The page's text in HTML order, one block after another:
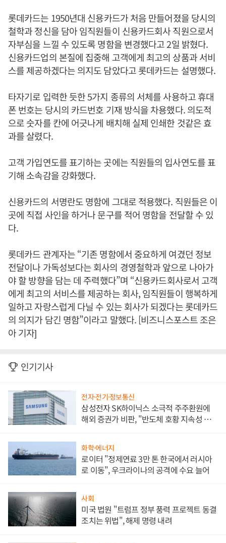
롯데카드는 1950년대 신용카드가 처음 만들어졌을 당시의
철학과 정신을 담아 임직원들이 신용카드회사 직원으로서
자부심을 느낄 수 있도록 명함을 변경했다고 2일 밝혔다.
신용카드업의 본질에 집중해 고객에게 최고의 상품과 서비
스를 제공하겠다는 의지도 담았다고 롯데카드는 설명했다.
타자기로 입력한 듯한 5가지 종류의 서체를 사용하고 휴대
폰 번호는 당시의 카드번호 기재 방식을 차용했다. 의도적
으로 숫자를 칸에 어긋나게 배치해 실제 인쇄한 것같은 효
과를 살렸다.
고객 가입연도를 표기하는 곳에는 직원들의 입사연도를 표
기해 소속감을 강화했다.
신용카드의 서명란도 명함에 그대로 적용했다. 직원들은 이
곳에 직접 사인을 하거나 문구를 적어 명함을 전달할 수 있
다.
롯데카드 관계자는 “기존 명함에서 중요하게 여겼던 정보
전달이나 가독성보다는 회사의 경영철학과 앞으로 나아가
야 할 방향을 담는 데 주력했다”며 “신용카드회사로서 고객
에게 최고의 서비스를 제공하는 회사, 임직원들이 행복하게
일하고 자랑스럽게 다닐 수 있는 회사가 되겠다는 롯데카드
의 의지가 담긴 명함”이라고 말했다. [비즈니스포스트 조은
아 기자]
인기기사
전자·전기·정보통신
삼성전자 SK하이닉스 소극적 주주환원에
해외 증권가 비판, "반도체 호황 지속성 의
화학·에너지
로이터 "정제연료 3만 톤 한국에서 러시아
로 이동", 우크라이나의 공격에 수요 늘어
사회
미국 법원 "트럼프 정부 풍력 프로젝트 동결
조치는 위법", 해제 명령 내려